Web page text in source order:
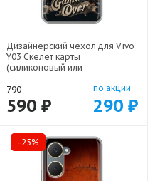
Дизайнерский чехол для Vivo
Y03 Скелет карты
(силиконовый или
арт: 83104-21720
790
590 ₽
по акции
290 ₽
-25%